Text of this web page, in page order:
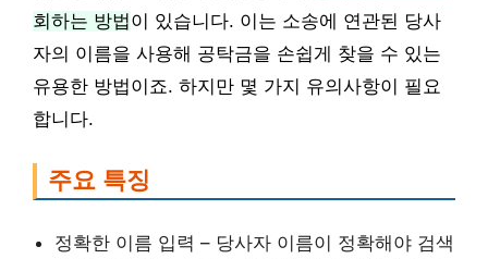
회하는 방법이 있습니다. 이는 소송에 연관된 당사
자의 이름을 사용해 공탁금을 손쉽게 찾을 수 있는
유용한 방법이죠. 하지만 몇 가지 유의사항이 필요
합니다.
주요 특징
정확한 이름 입력 – 당사자 이름이 정확해야 검색